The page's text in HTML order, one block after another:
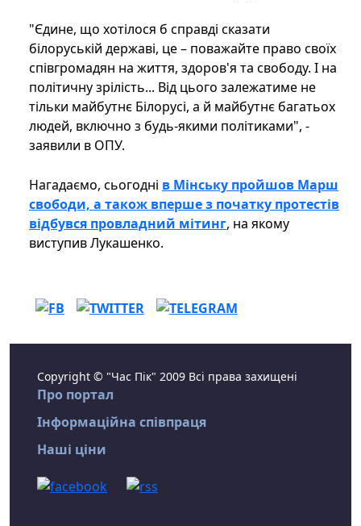
"Єдине, що хотілося б справді сказати
білоруській державі, це – поважайте право своїх
співгромадян на життя, здоров'я та свободу. І на
політичну зрілість... Від цього залежатиме не
тільки майбутнє Білорусі, а й майбутнє багатьох
людей, включно з будь-якими політиками", -
заявили в ОПУ.
Нагадаємо, сьогодні в Мінську пройшов Марш
свободи, а також вперше з початку протестів
відбувся провладний мітинг, на якому
виступив Лукашенко.
Copyright © "Час Пік" 2009 Всі права захищені
Про портал
Інформаційна співпраця
Наші ціни